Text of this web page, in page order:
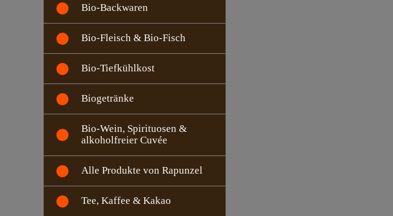
Bio-Backwaren
Bio-Fleisch & Bio-Fisch
Bio-Tiefkühlkost
Biogetränke
Bio-Wein, Spirituosen &
alkoholfreier Cuvée
Alle Produkte von Rapunzel
Tee, Kaffee & Kakao